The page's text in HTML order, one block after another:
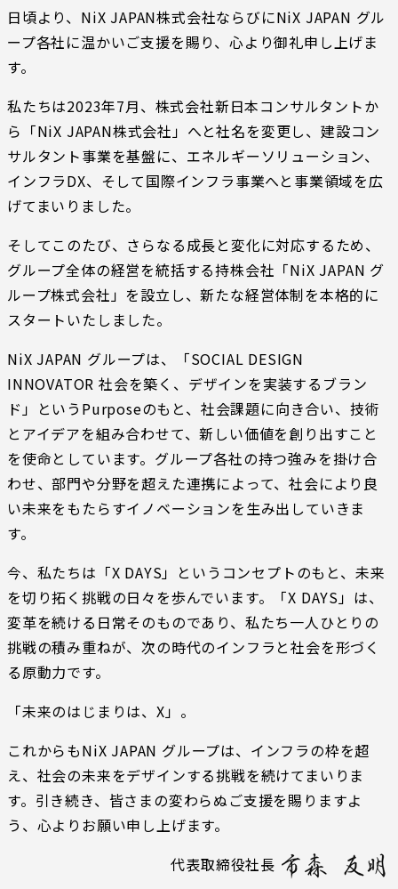
日頃より、NiX JAPAN株式会社ならびにNiX JAPAN グル
ープ各社に温かいご支援を賜り、心より御礼申し上げま
す。
私たちは2023年7月、株式会社新日本コンサルタントか
ら「NiX JAPAN株式会社」へと社名を変更し、建設コン
サルタント事業を基盤に、エネルギーソリューション、
インフラDX、そして国際インフラ事業へと事業領域を広
げてまいりました。
そしてこのたび、さらなる成長と変化に対応するため、
グループ全体の経営を統括する持株会社「NiX JAPAN グ
ループ株式会社」を設立し、新たな経営体制を本格的に
スタートいたしました。
NiX JAPAN グループは、
「SOCIAL DESIGN
INNOVATOR 社会を築く、デザインを実装するブラン
ド」 というPurposeのもと、社会課題に向き合い、技術
とアイデアを組み合わせて、新しい価値を創り出すこと
を使命としています。グループ各社の持つ強みを掛け合
わせ、部門や分野を超えた連携によって、社会により良
い未来をもたらすイノベーションを生み出していきま
す。
今、私たちは「X DAYS」というコンセプトのもと、未来
を切り拓く挑戦の日々を歩んでいます。「X DAYS」は、
変革を続ける日常そのものであり、私たち一人ひとりの
挑戦の積み重ねが、次の時代のインフラと社会を形づく
る原動力です。
「未来のはじまりは、X」。
これからもNiX JAPAN グループは、インフラの枠を超
え、社会の未来をデザインする挑戦を続けてまいりま
す。引き続き、皆さまの変わらぬご支援を賜りますよ
う、心よりお願い申し上げます。
代表取締役社長